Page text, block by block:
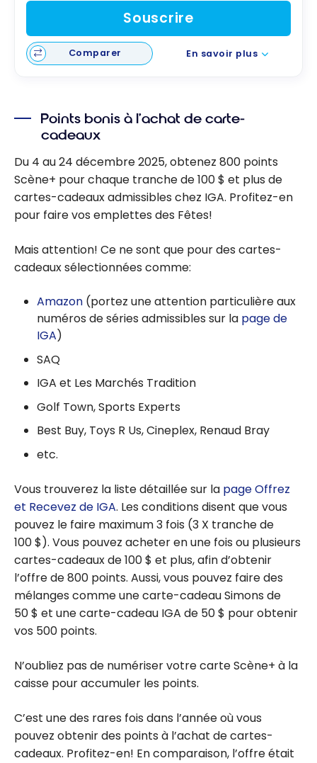
Souscrire
Comparer En savoir plus
Points bonis à l’achat de carte-
cadeaux
Du 4 au 24 décembre 2025, obtenez 800 points
Scène+ pour chaque tranche de 100 $ et plus de
cartes-cadeaux admissibles chez IGA. Profitez-en
pour faire vos emplettes des Fêtes!
Mais attention! Ce ne sont que pour des cartes-
cadeaux sélectionnées comme:
Amazon (portez une attention particulière aux
numéros de séries admissibles sur la page de
IGA)
SAQ
IGA et Les Marchés Tradition
Golf Town, Sports Experts
Best Buy, Toys R Us, Cineplex, Renaud Bray
etc.
Vous trouverez la liste détaillée sur la page Offrez
et Recevez de IGA. Les conditions disent que vous
pouvez le faire maximum 3 fois (3 X tranche de
100 $). Vous pouvez acheter en une fois ou plusieurs
cartes-cadeaux de 100 $ et plus, afin d’obtenir
l’offre de 800 points. Aussi, vous pouvez faire des
mélanges comme une carte-cadeau Simons de
50 $ et une carte-cadeau IGA de 50 $ pour obtenir
vos 500 points.
N’oubliez pas de numériser votre carte Scène+ à la
caisse pour accumuler les points.
C’est une des rares fois dans l’année où vous
pouvez obtenir des points à l’achat de cartes-
cadeaux. Profitez-en! En comparaison, l’offre était